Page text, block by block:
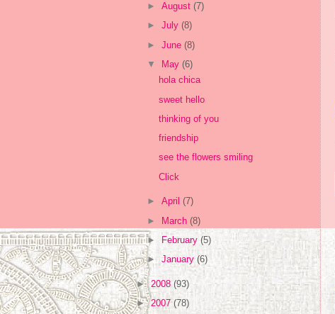
►August(7)
►July(8)
►June(8)
▼ May(6)
hola chica
sweet hello
thinking of you
friendship
see the flowers smiling
Click
►April(7)
► March(8)
►
February(5)
►January(6)
►2008 (93)
►2007(78)